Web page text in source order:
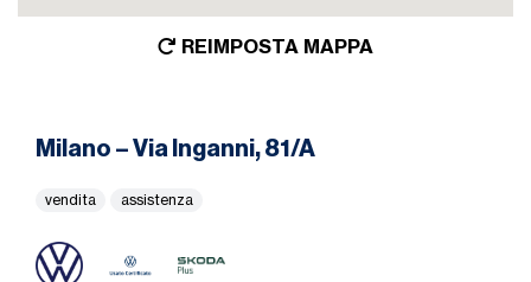
REIMPOSTA MAPPA
Milano – Via Inganni, 81/A
vendita assistenza